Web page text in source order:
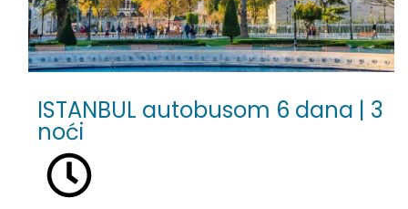
ISTANBUL autobusom 6 dana | 3
noći